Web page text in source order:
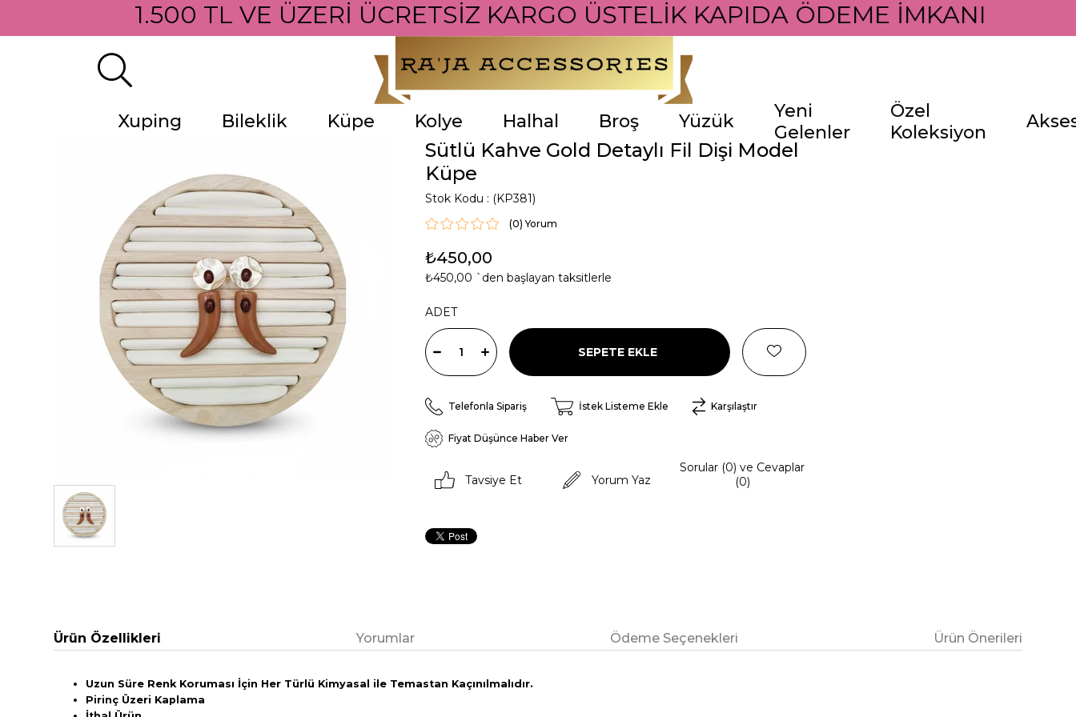
1.500 TL VE ÜZERİ ÜCRETSİZ KARGO ÜSTELİK KAPIDA ÖDEME İMKANI İLE
Xuping Bileklik Küpe Kolye Halhal Broş Yüzük
Yeni
Gelenler
Özel
Koleksiyon
Sütlü Kahve Gold Detaylı Fil Dişi Model
Küpe
Stok Kodu (KP381)
(0)
₺450,00
₺450,00 `den başlayan taksitlerle
ADET
Telefonla Sipariş İstek Listeme Ekle Karşılaştır
Fiyat Düşünce Haber Ver
Tavsiye Et Yorum Yaz
Sorular (0) ve Cevaplar
(0)
Ürün Özellikleri Yorumlar Ödeme Seçenekleri Ürün Önerileri
Uzun Süre Renk Koruması İçin Her Türlü Kimyasal ile Temastan Kaçınılmalıdır.
Pirinç Üzeri Kaplama